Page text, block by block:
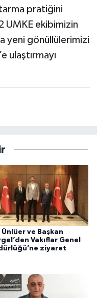
pratiğini
UMKE ekibimizin
yeni gönüllülerimizi
ulaştırmayı
Ünlüer ve Başkan
Vakıflar Genel
ziyaret